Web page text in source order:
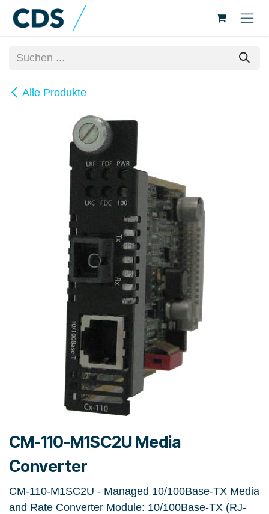
Zum Inhalt springen
Alle Produkte
CM-110-M1SC2U Media
Converter
CM-110-M1SC2U - Managed 10/100Base-TX Media
and Rate Converter Module: 10/100Base-TX (RJ-